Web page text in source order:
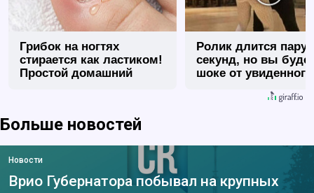
Грибок на ногтях
стирается как ластиком!
Простой домашний
Ролик длится пару
секунд, но вы
шоке от увиденного
Больше новостей
Новости
Врио Губернатора побывал на крупных